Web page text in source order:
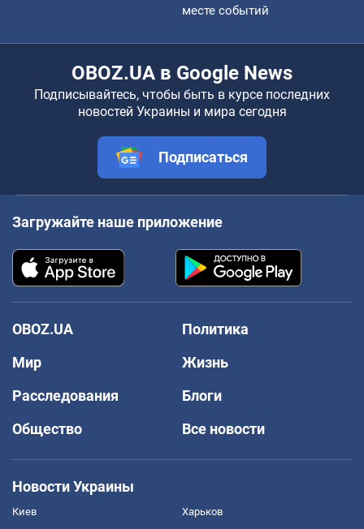
месте событий
OBOZ.UA в Google News
Подписывайтесь, чтобы быть в курсе последних
новостей Украины и мира сегодня
Подписаться
Загружайте наше приложение
OBOZ.UA
Политика
Мир
Жизнь
Расследования
Блоги
Общество
Все новости
Новости Украины
Киев Харьков